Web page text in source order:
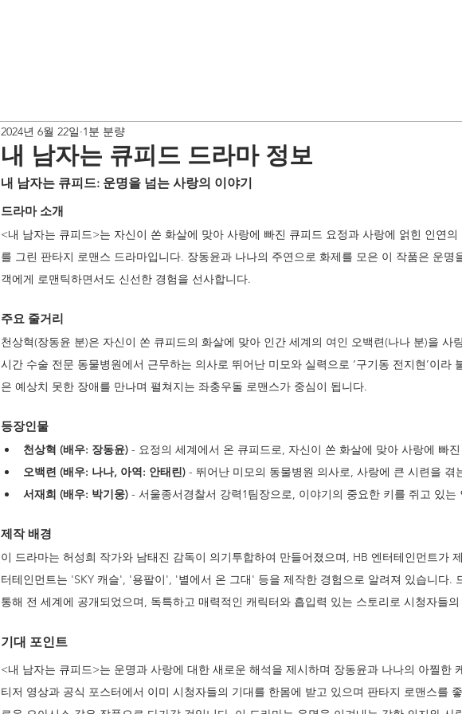
내 남자는 큐피드 드라마 정보
2024년 6월 22일 1분 분량
내 남자는 큐피드: 운명을 넘는 사랑의 이야기
드라마 소개
<내 남자는 큐피드>는 자신이 쏜 화살에 맞아 사랑에 빠진 큐피드 요정과 사랑에 얽힌 인연의
를 그린 판타지 로맨스 드라마입니다. 장동윤과 나나의 주연으로 화제를 모은 이 작품은 운명
객에게 로맨틱하면서도 신선한 경험을 선사합니다.
주요 줄거리
천상혁(장동윤 분)은 자신이 쏜 큐피드의 화살에 맞아 인간 세계의 여인 오백련(나나 분)을 사
시간 수술 전문 동물병원에서 근무하는 의사로 뛰어난 미모와 실력으로 ‘구기동 전지현’이라
은 예상치 못한 장애를 만나며 펼쳐지는 좌충우돌 로맨스가 중심이 됩니다.
등장인물
천상혁 (배우: 장동윤) - 요정의 세계에서 온 큐피드로, 자신이 쏜 화살에 맞아 사랑에 빠
오백련 (배우: 나나, 아역: 안태린) - 뛰어난 미모의 동물병원 의사로, 사랑에 큰 시련을 겪
서재희 (배우: 박기웅) - 서울종서경찰서 강력1팀장으로, 이야기의 중요한 키를 쥐고 있는
제작 배경
이 드라마는 허성희 작가와 남태진 감독이 의기투합하여 만들어졌으며, HB 엔터테인먼트가
터테인먼트는 'SKY 캐슬', '용팔이', '별에서 온 그대' 등을 제작한 경험으로 알려져 있습니다.
통해 전 세계에 공개되었으며, 독특하고 매력적인 캐릭터와 흡입력 있는 스토리로 시청자들
기대 포인트
<내 남자는 큐피드>는 운명과 사랑에 대한 새로운 해석을 제시하며 장동윤과 나나의 아찔한
티저 영상과 공식 포스터에서 이미 시청자들의 기대를 한몸에 받고 있으며 판타지 로맨스를